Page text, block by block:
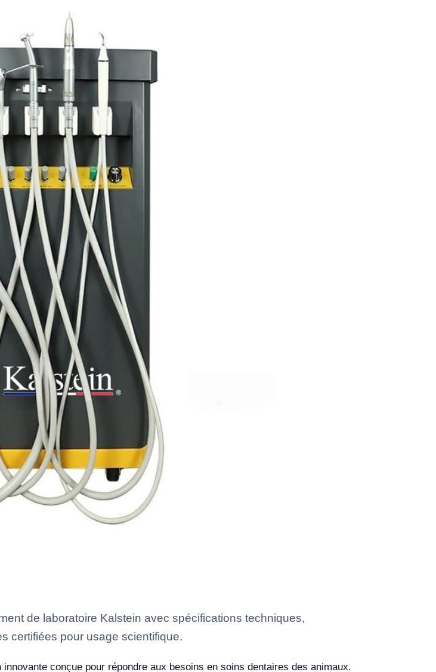
de laboratoire Kalstein avec spécifications techniques,
certifiées pour usage scientifique.
innovante conçue pour répondre aux besoins en soins dentaires des animaux.